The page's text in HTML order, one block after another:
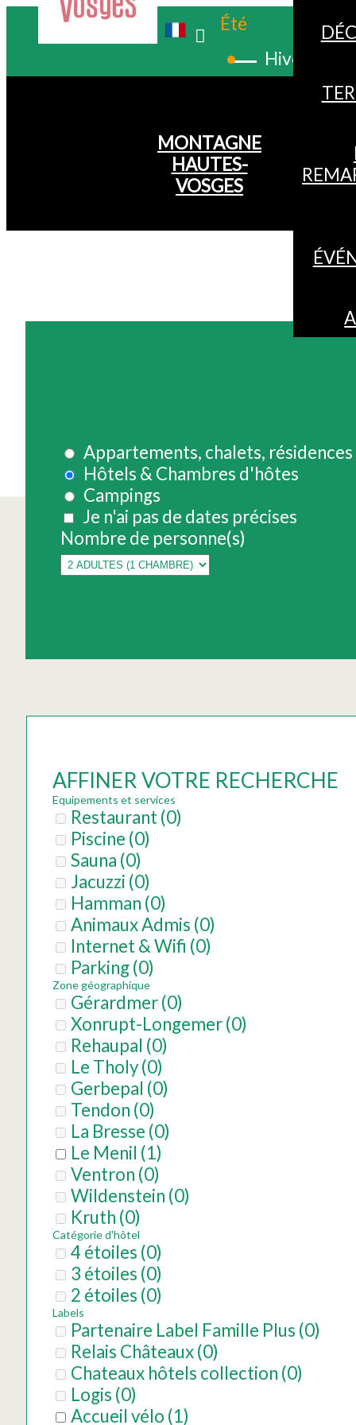
Été
Hiver
MONTAGNE
HAUTES-
VOSGES
Appartements, chalets, résidences
Hôtels & Chambres d'hôtes
Campings
Je n'ai pas de dates précises
Nombre de personne(s)
AFFINER VOTRE RECHERCHE
Equipements et services
Restaurant (0)
Piscine (0)
Sauna (0)
Jacuzzi (0)
Hamman (0)
Animaux Admis (0)
Internet & Wifi (0)
Parking(0)
Zone géographique
Gérardmer(0)
Xonrupt-Longemer(0)
Rehaupal (0)
Le Tholy(0)
Gerbepal (0)
Tendon (0)
La Bresse (0)
Le Menil (1)
Ventron (0)
Wildenstein (0)
Kruth (0)
Catégorie d'hôtel
4 étoiles (0)
3 étoiles (0)
2 étoiles (0)
Labels
Partenaire Label Famille Plus (0)
Relais Châteaux(0)
Chateaux hôtels collection (0)
Logis (0)
Accueil vélo (1)